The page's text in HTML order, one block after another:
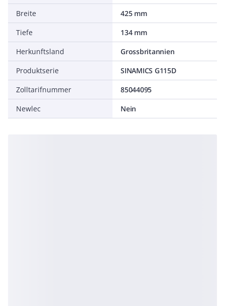
Breite
425 mm
Tiefe
134 mm
Herkunftsland
Grossbritannien
Produktserie
SINAMICS G115D
Zolltarifnummer
85044095
Newlec
Nein